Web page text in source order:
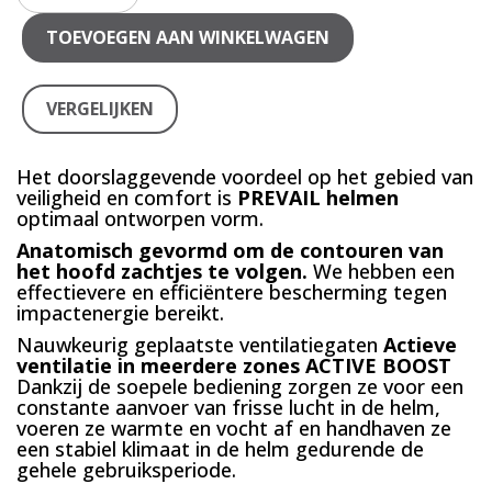
TOEVOEGEN AAN WINKELWAGEN
VERGELIJKEN
Het doorslaggevende voordeel op het gebied van
veiligheid en comfort is PREVAIL helmen
optimaal ontworpen vorm.
Anatomisch gevormd om de contouren van
het hoofd zachtjes te volgen. We hebben een
effectievere en efficiëntere bescherming tegen
impactenergie bereikt.
Nauwkeurig geplaatste ventilatiegaten Actieve
ventilatie in meerdere zones ACTIVE BOOST
Dankzij de soepele bediening zorgen ze voor een
constante aanvoer van frisse lucht in de helm,
voeren ze warmte en vocht af en handhaven ze
een stabiel klimaat in de helm gedurende de
gehele gebruiksperiode.